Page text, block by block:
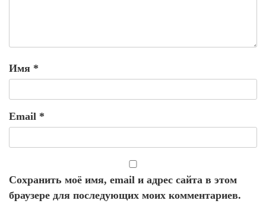
Имя *
Email *
Сохранить моё имя, email и адрес сайта в этом
браузере для последующих моих комментариев.